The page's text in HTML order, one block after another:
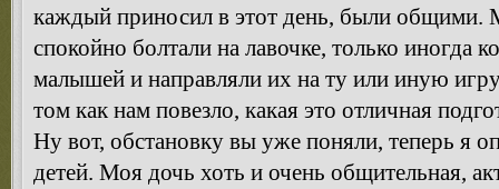
каждый приносил в этот день, были общими.
спокойно болтали на лавочке, только иногда
малышей и направляли их на ту или иную
том как нам повезло, какая это отличная
Ну вот, обстановку вы уже поняли, теперь я
детей. Моя дочь хоть и очень общительная,